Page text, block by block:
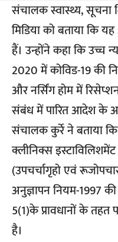
संचालक स्वास्थ्य, सूचना
मिडिया को बताया कि
हैं। उन्होंने कहा कि उच्च
2020 में कोविड-19 की
और नर्सिंग होम में
संबंध में पारित आदेश के
संचालक कुर्रे ने बताया कि
क्लीनिक्स
(उपचर्चागृहो एवं
अनुज्ञापन नियम-1997
5(1)के प्रावधानों के तहत
है।